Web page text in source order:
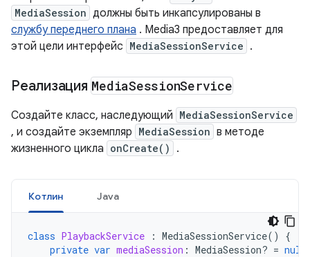
MediaSession должны быть инкапсулированы в
службу переднего плана . Media3 предоставляет для
этой цели интерфейс MediaSessionService .
Реализация MediaSessionService
Создайте класс, наследующий MediaSessionService
, и создайте экземпляр MediaSession в методе
жизненного цикла onCreate() .
Котлин Java
class PlaybackService : MediaSessionService()
{
private var mediaSession : MediaSession? = null